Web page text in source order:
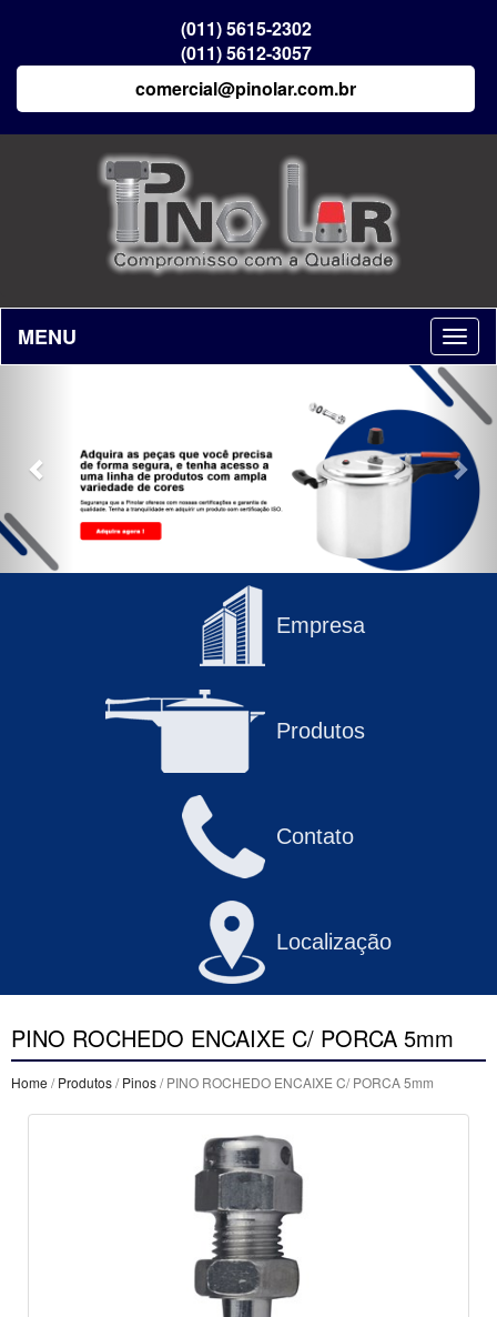
(011) 5615-2302
(011) 5612-3057
comercial@pinolar.com.br
MENU
Empresa
Produtos
Contato
Localização
PINO ROCHEDO ENCAIXE C/ PORCA 5mm
Home /Produtos/Pinos/ PINO ROCHEDO ENCAIXE C/ PORCA 5mm